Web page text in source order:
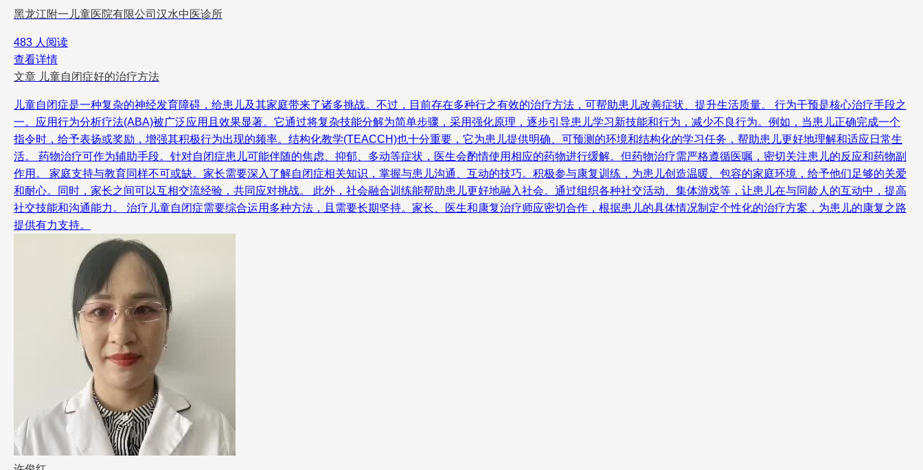
黑龙江附一儿童医院有限公司汉水中医诊所
483 人阅读
查看详情
文章 儿童自闭症好的治疗方法
儿童自闭症是一种复杂的神经发育障碍，给患儿及其家庭带来了诸多挑战。不过，目前存在多种行之有效的治疗方法，可帮助患儿改善症状、提升生活质量。 行为干预是核心治疗手段之
一。应用行为分析疗法(ABA)被广泛应用且效果显著。它通过将复杂技能分解为简单步骤，采用强化原理，逐步引导患儿学习新技能和行为，减少不良行为。例如，当患儿正确完成一个
指令时，给予表扬或奖励，增强其积极行为出现的频率。结构化教学(TEACCH)也十分重要，它为患儿提供明确、可预测的环境和结构化的学习任务，帮助患儿更好地理解和适应日常生
活。 药物治疗可作为辅助手段。针对自闭症患儿可能伴随的焦虑、抑郁、多动等症状，医生会酌情使用相应的药物进行缓解。但药物治疗需严格遵循医嘱，密切关注患儿的反应和药物副
作用。 家庭支持与教育同样不可或缺。家长需要深入了解自闭症相关知识，掌握与患儿沟通、互动的技巧。积极参与康复训练，为患儿创造温暖、包容的家庭环境，给予他们足够的关爱
和耐心。同时，家长之间可以互相交流经验，共同应对挑战。 此外，社会融合训练能帮助患儿更好地融入社会。通过组织各种社交活动、集体游戏等，让患儿在与同龄人的互动中，提高
社交技能和沟通能力。 治疗儿童自闭症需要综合运用多种方法，且需要长期坚持。家长、医生和康复治疗师应密切合作，根据患儿的具体情况制定个性化的治疗方案，为患儿的康复之路
提供有力支持。